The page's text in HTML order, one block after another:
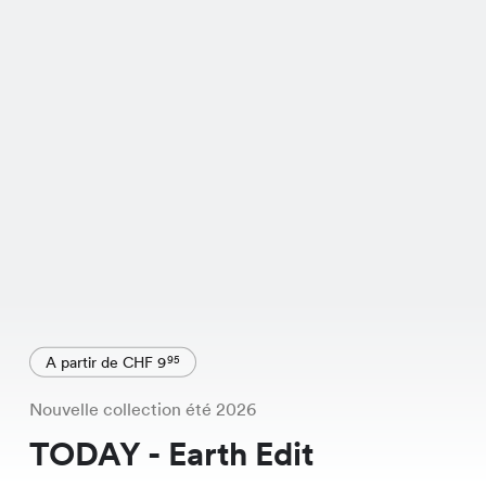
A partir de CHF 995
Nouvelle collection été 2026
TODAY - Earth Edit